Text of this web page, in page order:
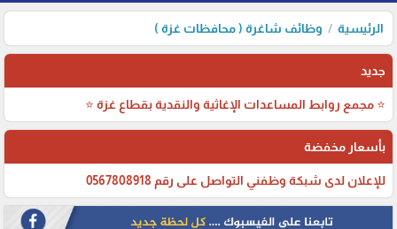
الرئيسية وظائف شاغرة ( محافظات غزة )
جديد
⭐ مجمع روابط المساعدات الإغاثية والنقدية بقطاع غزة ⭐
بأسعار مخفضة
للإعلان لدى شبكة وظفني التواصل على رقم 0567808918